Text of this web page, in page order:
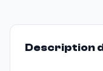
Description